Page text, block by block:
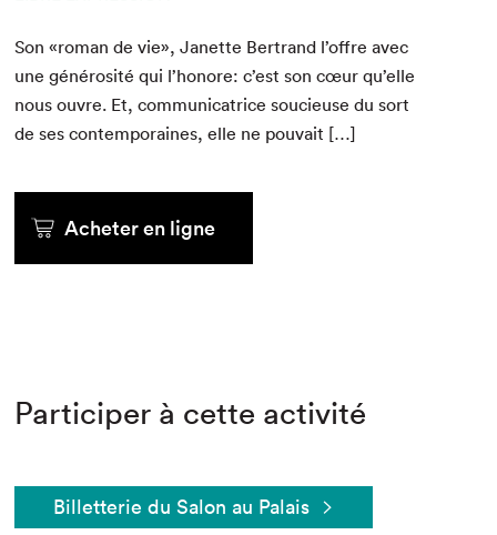
Son «roman de vie», Janette Bertrand l’of­fre avec
une générosité qui l’honore: c’est son cœur qu’elle
nous ouvre. Et, com­mu­ni­ca­trice soucieuse du sort
de ses con­tem­po­raines, elle ne pouvait […]
Acheter en ligne
Participer à cette activité
Billetterie du Salon au Palais